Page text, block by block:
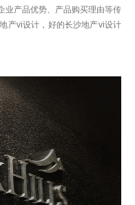
业产品优势、产品购买理由等传
产vi设计，好的长沙地产vi设计